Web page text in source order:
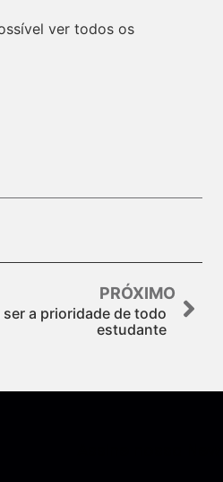
ver todos os
PRÓXIMO
a prioridade de todo
estudante